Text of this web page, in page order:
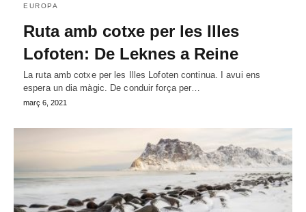
EUROPA
Ruta amb cotxe per les Illes
Lofoten: De Leknes a Reine
La ruta amb cotxe per les Illes Lofoten continua. I avui ens
espera un dia màgic. De conduir força per…
març 6, 2021